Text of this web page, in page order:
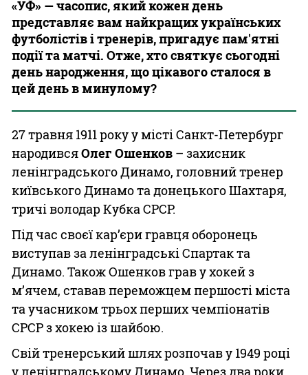
«УФ» — часопис, який кожен день
представляє вам найкращих українських
футболістів і тренерів, пригадує пам'ятні
події та матчі. Отже, хто святкує сьогодні
день народження, що цікавого сталося в
цей день в минулому?
27 травня 1911 року у місті Санкт-Петербург
народивсяОлег Ошенков – захисник
ленінградського Динамо, головний тренер
київського Динамо та донецького Шахтаря,
тричі володар Кубка СРСР.
Під час своєї кар’єри гравця оборонець
виступав за ленінградські Спартак та
Динамо. Також Ошенков грав у хокей з
м’ячем, ставав переможцем першості міста
та учасником трьох перших чемпіонатів
СРСР з хокею із шайбою.
Свій тренерський шлях розпочав у 1949 році
у ленінградському Динамо. Через два роки